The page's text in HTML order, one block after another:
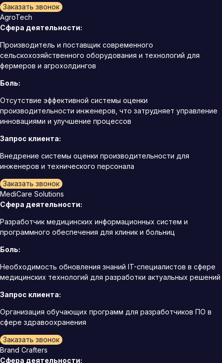
Заказать звонок
AgroTech
Сфера деятельности:
Производитель и поставщик современного
сельскохозяйственного оборудования и технологий для
фермеров и агрохолдингов
Боль:
Отсутствие эффективной системы оценки
производительности инженеров, что затрудняет управление
инновациями и улучшение процессов
Запрос клиента:
Внедрение системы оценки производительности для
инженеров и технического персонала
Заказать звонок
MediCare Solutions
Сфера деятельности:
Разработчик медицинских информационных систем и
программного обеспечения для клиник и больниц
Боль:
Необходимость обновления знаний IT-специалистов в сфере
медицинских технологий для разработки актуальных решений
Запрос клиента:
Организация обучающих программ для разработчиков ПО в
сфере здравоохранения
Заказать звонок
Brand Crafters
Сфера деятельности: